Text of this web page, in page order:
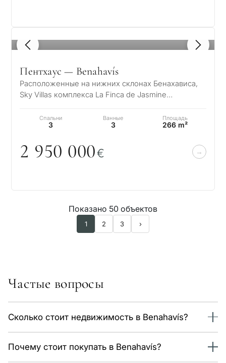
1 / 8
Пентхаус — Benahavís
Расположенные на нижних склонах Бенахависа,
Sky Villas комплекса La Finca de Jasmine
Спальни
3
Ванные
3
Площадь
266 m²
2 950 000€
Показано 50 объектов
1 2 3 ›
Частые вопросы
Сколько стоит недвижимость в Benahavís?
000 €. Средняя цена — около 8 100 €/м² в зависимости
Почему стоит покупать в Benahavís?